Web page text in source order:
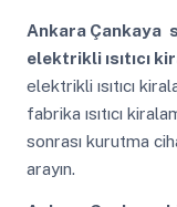
Ankara Çankaya
elektrikli ısıtıcı
elektrikli ısıtıcı
fabrika ısıtıcı
sonrası kurutma
arayın.